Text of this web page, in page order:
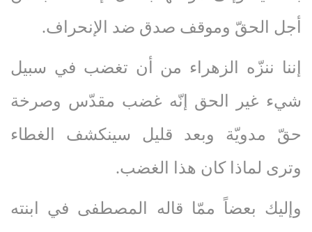
أجل الحقّ وموقف صدق ضد الإنحراف.
إننا ننزّه الزهراء من أن تغضب في سبيل
شيء غير الحق إنّه غضب مقدّس وصرخة
حقّ مدويّة وبعد قليل سينكشف الغطاء
وترى لماذا كان هذا الغضب.
وإليك بعضاً ممّا قاله المصطفى في ابنته